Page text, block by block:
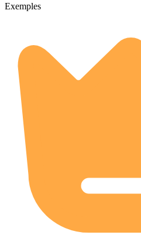
Exemples